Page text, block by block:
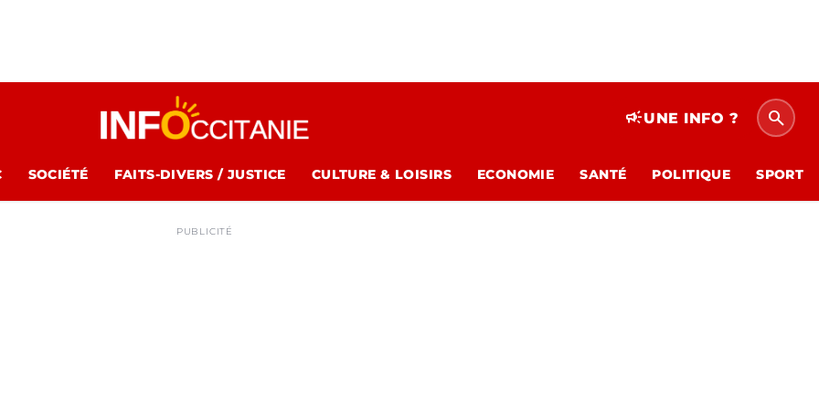
campaignUNE INFO ? search
SOCIÉTÉ FAITS-DIVERS / JUSTICE CULTURE & LOISIRS ECONOMIE SANTÉ POLITIQUE SPORT
PUBLICITÉ